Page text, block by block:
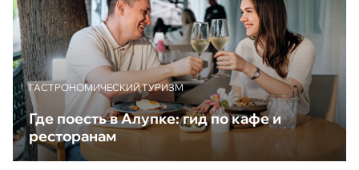
ГАСТРОНОМИЧЕСКИЙ ТУРИЗМ
Где поесть в Алупке: гид по кафе и
ресторанам